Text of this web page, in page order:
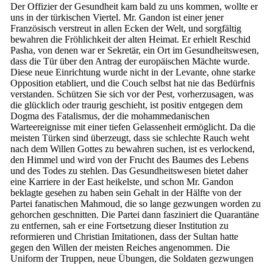
Der Offizier der Gesundheit kam bald zu uns kommen, wollte er
uns in der türkischen Viertel. Mr. Gandon ist einer jener
Französisch verstreut in allen Ecken der Welt, und sorgfältig
bewahren die Fröhlichkeit der alten Heimat. Er erhielt Reschid
Pasha, von denen war er Sekretär, ein Ort im Gesundheitswesen,
dass die Tür über den Antrag der europäischen Mächte wurde.
Diese neue Einrichtung wurde nicht in der Levante, ohne starke
Opposition etabliert, und die Couch selbst hat nie das Bedürfnis
verstanden. Schützen Sie sich vor der Pest, vorherzusagen, was
die glücklich oder traurig geschieht, ist positiv entgegen dem
Dogma des Fatalismus, der die mohammedanischen
Warteereignisse mit einer tiefen Gelassenheit ermöglicht. Da die
meisten Türken sind überzeugt, dass sie schlechte Rauch weht
nach dem Willen Gottes zu bewahren suchen, ist es verlockend,
den Himmel und wird von der Frucht des Baumes des Lebens
und des Todes zu stehlen. Das Gesundheitswesen bietet daher
eine Karriere in der East heikelste, und schon Mr. Gandon
beklagte gesehen zu haben sein Gehalt in der Hälfte von der
Partei fanatischen Mahmoud, die so lange gezwungen worden zu
gehorchen geschnitten. Die Partei dann fasziniert die Quarantäne
zu entfernen, sah er eine Fortsetzung dieser Institution zu
reformieren und Christian Imitationen, dass der Sultan hatte
gegen den Willen der meisten Reiches angenommen. Die
Uniform der Truppen, neue Übungen, die Soldaten gezwungen